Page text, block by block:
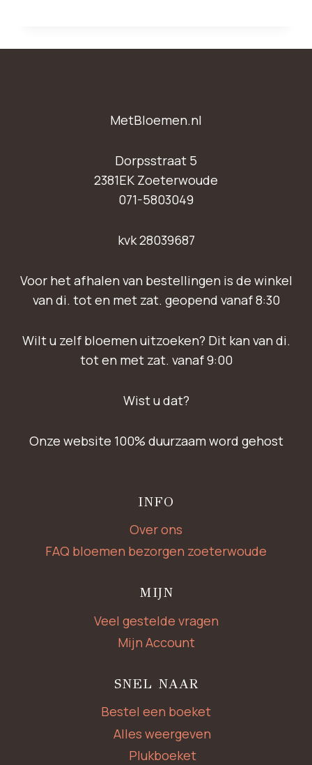
MetBloemen.nl
Dorpsstraat 5
2381EK Zoeterwoude
071-5803049
kvk 28039687
Voor het afhalen van bestellingen is de winkel
van di. tot en met zat. geopend vanaf 8:30
Wilt u zelf bloemen uitzoeken? Dit kan van di.
tot en met zat. vanaf 9:00
Wist u dat?
Onze website 100% duurzaam word gehost
INFO
Over ons
FAQ bloemen bezorgen zoeterwoude
MIJN
Veel gestelde vragen
Mijn Account
SNEL NAAR
Bestel een boeket
Alles weergeven
Plukboeket